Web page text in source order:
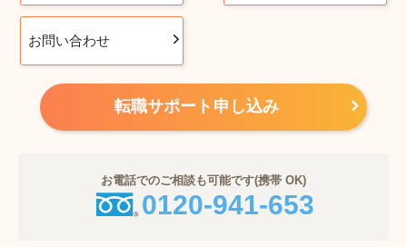
お問い合わせ
転職サポート申し込み
お電話でのご相談も可能です(携帯 OK)
0120-941-653